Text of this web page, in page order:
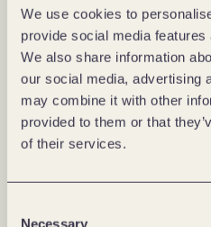
We use cookies to
provide social media
We also share information
our social media, advertising
may combine it with other
provided to them or that
of their services.
Necessary
Services sowie
Integration in die
Personalplanung. Dabei
um die Integration eines
in technischen Lösungen,
Datenqualität,
und der Bereitschaft, den
Haben Filialleiter und